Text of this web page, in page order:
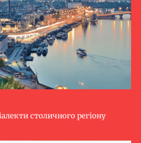
столичного регіону